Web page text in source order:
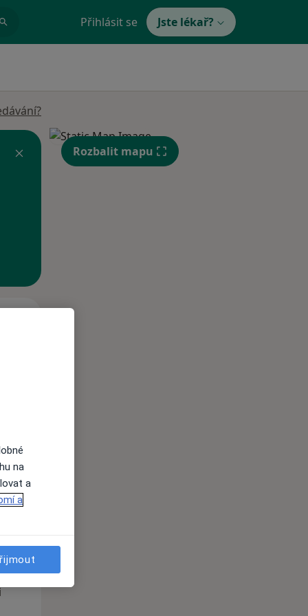
Přihlásit se Jste lékař?
10 Srpen
Rozbalit mapu
na
a
a